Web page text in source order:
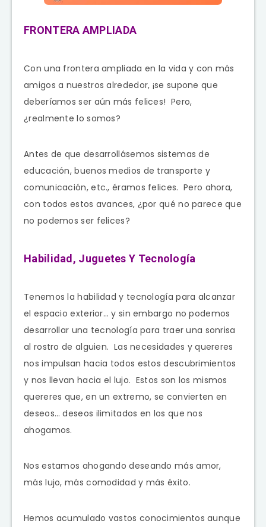
FRONTERA AMPLIADA
Con una frontera ampliada en la vida y con más
amigos a nuestros alrededor, ¡se supone que
deberíamos ser aún más felices! Pero,
¿realmente lo somos?
Antes de que desarrollásemos sistemas de
educación, buenos medios de transporte y
comunicación, etc., éramos felices. Pero ahora,
con todos estos avances, ¿por qué no parece que
no podemos ser felices?
Habilidad, Juguetes Y Tecnología
Tenemos la habilidad y tecnología para alcanzar
el espacio exterior… y sin embargo no podemos
desarrollar una tecnología para traer una sonrisa
al rostro de alguien. Las necesidades y quereres
nos impulsan hacia todos estos descubrimientos
y nos llevan hacia el lujo. Estos son los mismos
quereres que, en un extremo, se convierten en
deseos… deseos ilimitados en los que nos
ahogamos.
Nos estamos ahogando deseando más amor,
más lujo, más comodidad y más éxito.
Hemos acumulado vastos conocimientos aunque